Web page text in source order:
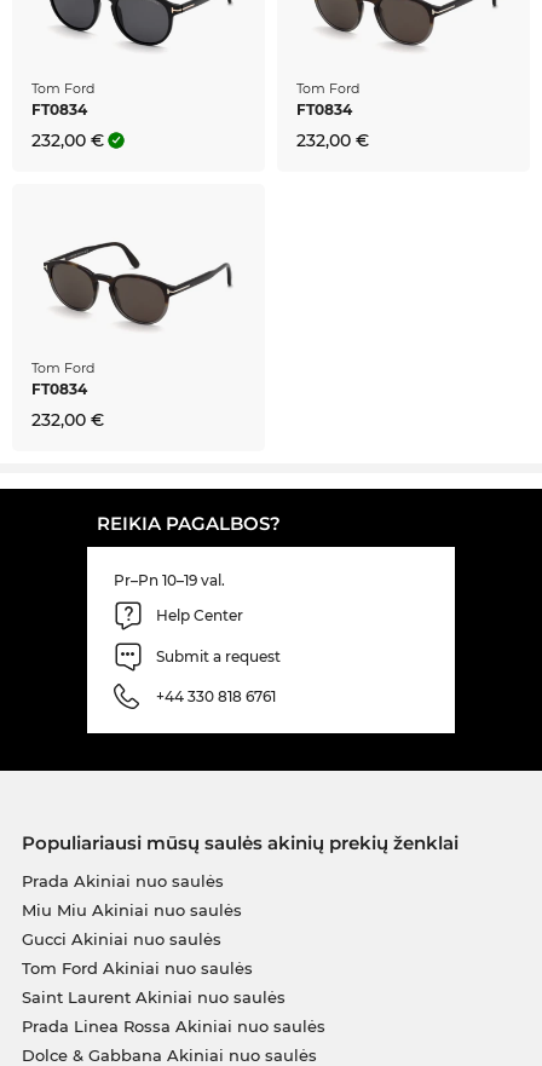
Tom Ford
FT0834
232,00 €
Tom Ford
FT0834
232,00 €
Tom Ford
FT0834
232,00 €
REIKIA PAGALBOS?
Pr–Pn 10–19 val.
Help Center
Submit a request
+44 330 818 6761
Populiariausi mūsų saulės akinių prekių ženklai
Prada Akiniai nuo saulės
Miu Miu Akiniai nuo saulės
Gucci Akiniai nuo saulės
Tom Ford Akiniai nuo saulės
Saint Laurent Akiniai nuo saulės
Prada Linea Rossa Akiniai nuo saulės
Dolce & Gabbana Akiniai nuo saulės